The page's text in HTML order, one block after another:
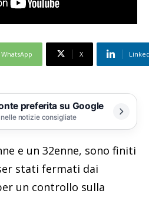
WhatsApp X
preferita su Google
notizie consigliate
e un 32enne, sono finiti
stati fermati dai
un controllo sulla